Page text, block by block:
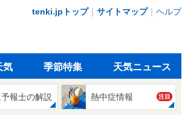
tenki.jpトップ｜ サイトマップ｜ ヘルプ
気 季節特集 天気ニュース
報士の解説 熱中症情報 注目